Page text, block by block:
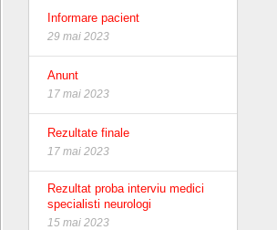
Informare pacient
29 mai 2023
Anunt
17 mai 2023
Rezultate finale
17 mai 2023
Rezultat proba interviu medici
specialisti neurologi
15 mai 2023